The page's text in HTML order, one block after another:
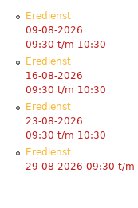
Eredienst
09-08-2026
09:30 t/m 10:30
Eredienst
16-08-2026
09:30 t/m 10:30
Eredienst
23-08-2026
09:30 t/m 10:30
Eredienst
29-08-2026 09:30 t/m